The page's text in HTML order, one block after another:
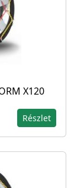
X120
Részlet